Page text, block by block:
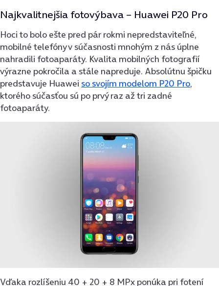
Najkvalitnejšia fotovýbava – Huawei P20 Pro
Hoci to bolo ešte pred pár rokmi nepredstaviteľné,
mobilné telefóny v súčasnosti mnohým z nás úplne
nahradili fotoaparáty. Kvalita mobilných fotografií
výrazne pokročila a stále napreduje. Absolútnu špičku
predstavuje Huawei so svojím modelom P20 Pro,
ktorého súčasťou sú po prvý raz až tri zadné
fotoaparáty.
Vďaka rozlíšeniu 40 + 20 + 8 MPx ponúka pri fotení